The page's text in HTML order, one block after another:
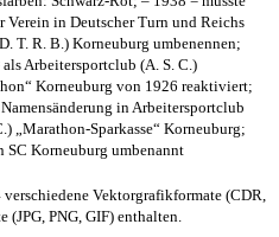
Verein in Deutscher Turn und Reichs
T. R. B.) Korneuburg umbenennen;
als Arbeitersportclub (A. S. C.)
Korneuburg von 1926 reaktiviert;
Namensänderung in Arbeitersportclub
„Marathon-Sparkasse“ Korneuburg;
SC Korneuburg umbenannt
Vektorgrafikformate (CDR,
PNG, GIF) enthalten.